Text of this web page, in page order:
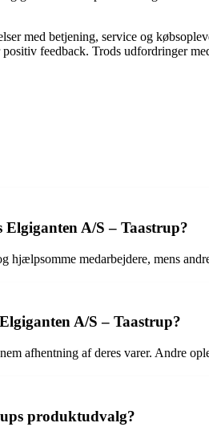
med betjening, service og
feedback. Trods udfordringer
A/S – Taastrup?
medarbejdere, mens
A/S – Taastrup?
afhentning af deres varer. Andre
produktudvalg?